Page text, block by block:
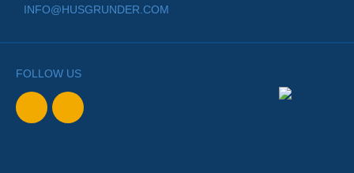
INFO@HUSGRUNDER.COM
FOLLOW US